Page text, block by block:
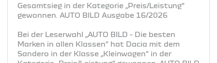
Gesamtsieg in der Kategorie „Preis/Leistung“
gewonnen. AUTO BILD Ausgabe 16/2026
Bei der Leserwahl „AUTO BILD - Die besten
Marken in allen Klassen“ hat Dacia mit dem
Sandero in der Klasse „Kleinwagen“ in der